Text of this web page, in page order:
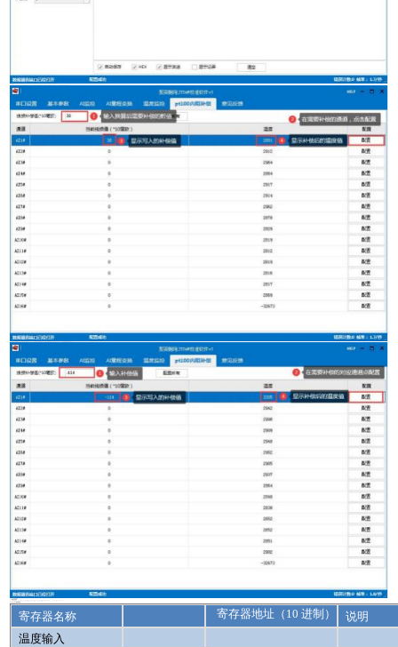
寄存器名称 寄存器地址（ 10 进制）
说明
温度输入